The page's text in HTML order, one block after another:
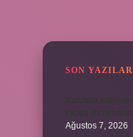
SON YAZILAR
Ağustos 7, 2026